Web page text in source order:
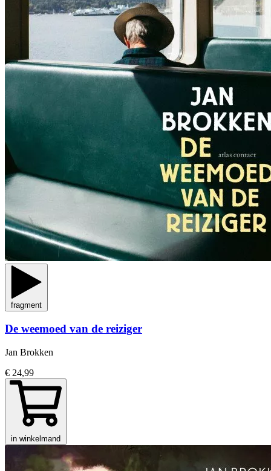
fragment
De weemoed van de reiziger
Jan Brokken
€ 24,99
in winkelmand